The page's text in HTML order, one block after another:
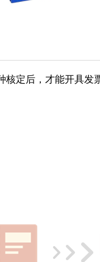
定后，才能开具发